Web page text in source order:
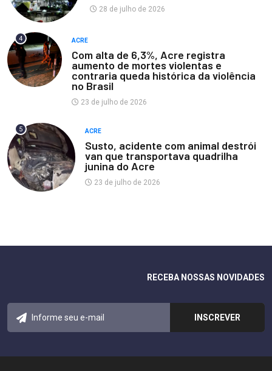
28 de julho de 2026
4 ACRE
Com alta de 6,3%, Acre registra
aumento de mortes violentas e
contraria queda histórica da violência
no Brasil
23 de julho de 2026
5 ACRE
Susto, acidente com animal destrói
van que transportava quadrilha
junina do Acre
23 de julho de 2026
RECEBA NOSSAS NOVIDADES